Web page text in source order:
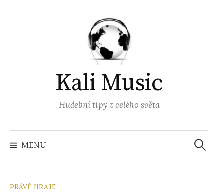
Kali Music
Hudební tipy z celého světa
MENU
PRÁVĚ HRAJE